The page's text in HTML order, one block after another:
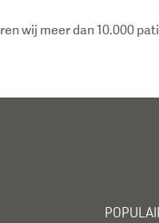
wij meer dan 10.000